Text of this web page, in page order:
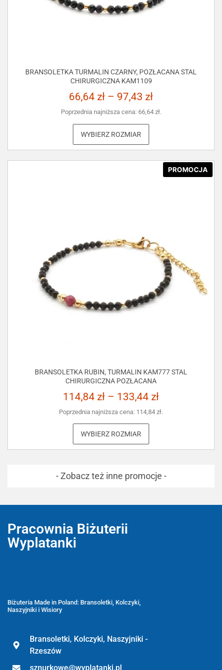
BRANSOLETKA TURMALIN CZARNY, POZŁACANA STAL
CHIRURGICZNA KAM1109
66,64 zł – 97,43 zł
Poprzednia najniższa cena: 66,64 zł.
WYBIERZ ROZMIAR
PROMOCJA
BRANSOLETKA RUBIN, TURMALIN KAM777 STAL
CHIRURGICZNA POZŁACANA
114,84 zł – 133,44 zł
Poprzednia najniższa cena: 114,84 zł.
WYBIERZ ROZMIAR
- Zobacz też inne promocje -
Pracownia Biżuterii
Wyplatanki
Biżuteria Made in Poland: Bransoletki, Kolczyki,
Naszyjniki i Wisiory
Bransoletki, Kolczyki, Naszyjniki -
Rzeszów
sznurkowe@wyplatanki.pl